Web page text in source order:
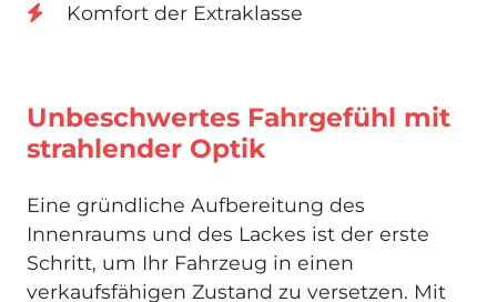
Komfort der Extraklasse
Unbeschwertes Fahrgefühl mit
strahlender Optik
Eine gründliche Aufbereitung des
Innenraums und des Lackes ist der erste
Schritt, um Ihr Fahrzeug in einen
verkaufsfähigen Zustand zu versetzen. Mit